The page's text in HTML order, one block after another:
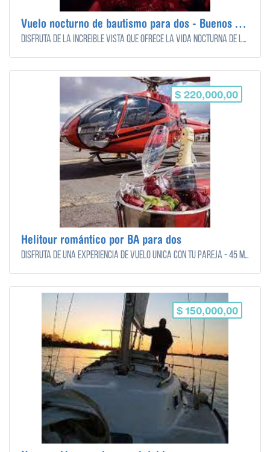
Vuelo nocturno de bautismo para dos - Buenos Aires
Disfrutá de la increíble vista que ofrece la vida nocturna de la ciudad CABA - 30 min
$ 220,000,00
Helitour romántico por BA para dos
Disfrutá de una experiencia de vuelo única con tu pareja - 45 min Aeropuerto Internacional de San Fernando
$ 150,000,00